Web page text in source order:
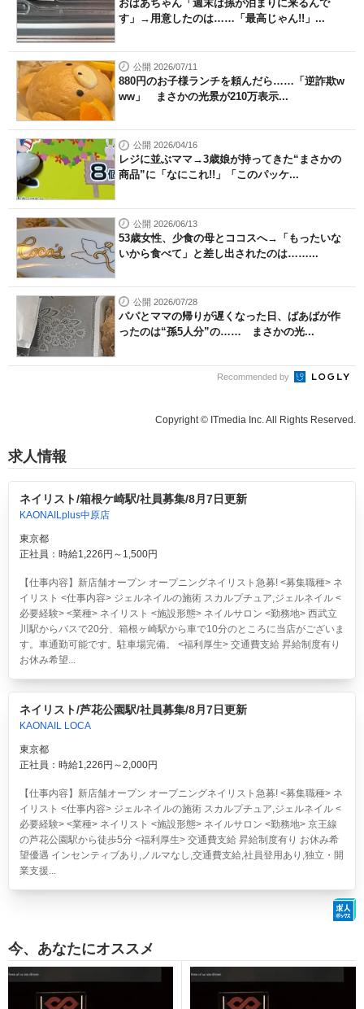
おばあちゃん「週末は孫が泊まりに来るんで
す」→用意したのは……「最高じゃん!!」...
公開 2026/07/11
880円のお子様ランチを頼んだら……「逆詐欺w
ww」 まさかの光景が210万表示...
公開 2026/04/16
レジに並ぶママ→3歳娘が持ってきた“まさかの
商品”に「なにこれ!!」「このパッケ...
公開 2026/06/13
53歳女性、少食の母とココスへ→「もったいな
いから食べて」と差し出されたのは……...
公開 2026/07/28
パパとママの帰りが遅くなった日、ばあばが作
ったのは“孫5人分”の…… まさかの光...
Recommended by
Copyright © ITmedia Inc. All Rights Reserved.
求人情報
ネイリスト/箱根ケ崎駅/社員募集/8月7日更新
KAONAILplus中原店
東京都
正社員：時給1,226円～1,500円
【仕事内容】新店舗オープン オープニングネイリスト急募! <募集職種> ネ
イリスト <仕事内容> ジェルネイルの施術 スカルプチュア,ジェルネイル <
必要経験> <業種> ネイリスト <施設形態> ネイルサロン <勤務地> 西武立
川駅からバスで20分、箱根ヶ崎駅から車で10分のところに当店がございま
す。車通勤可能です。駐車場完備。 <福利厚生> 交通費支給 昇給制度有り
お休み希望...
ネイリスト/芦花公園駅/社員募集/8月7日更新
KAONAIL LOCA
東京都
正社員：時給1,226円～2,000円
【仕事内容】新店舗オープン オープニングネイリスト急募! <募集職種> ネ
イリスト <仕事内容> ジェルネイルの施術 スカルプチュア,ジェルネイル <
必要経験> <業種> ネイリスト <施設形態> ネイルサロン <勤務地> 京王線
の芦花公園駅から徒歩5分 <福利厚生> 交通費支給 昇給制度有り お休み希
望優遇 インセンティブあり,ノルマなし,交通費支給,社員登用あり,独立・開
業支援...
今、あなたにオススメ